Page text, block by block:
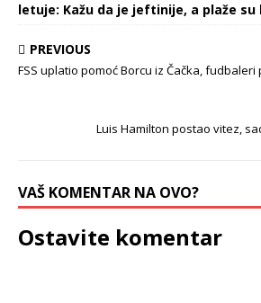
letuje: Kažu da je jeftinije, a plaže su
PREVIOUS
FSS uplatio pomoć Borcu iz Čačka,
Luis Hamilton postao vitez,
VAŠ KOMENTAR NA OVO?
Ostavite komentar